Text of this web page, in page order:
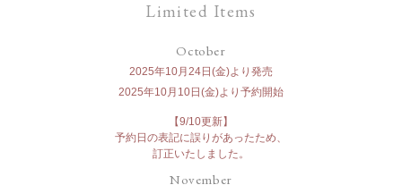
Limited Items
October
2025年10月24日(金)より発売
2025年10月10日(金)より予約開始
【9/10更新】
予約日の表記に誤りがあったため、
訂正いたしました。
November